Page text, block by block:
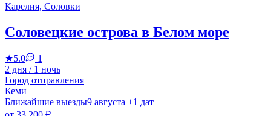
Карелия, Соловки
Соловецкие острова в Белом море
★5.0
1
2 дня / 1 ночь
Город отправления
Кеми
Ближайшие выезды9 августа +1 дат